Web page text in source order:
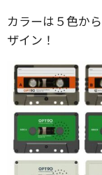
カラーは５色か
ザイン！